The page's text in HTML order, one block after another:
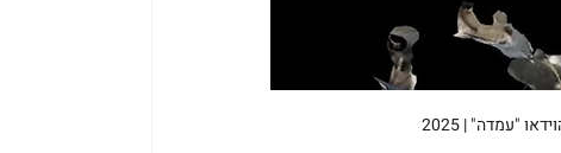
"עמדה" | 2025